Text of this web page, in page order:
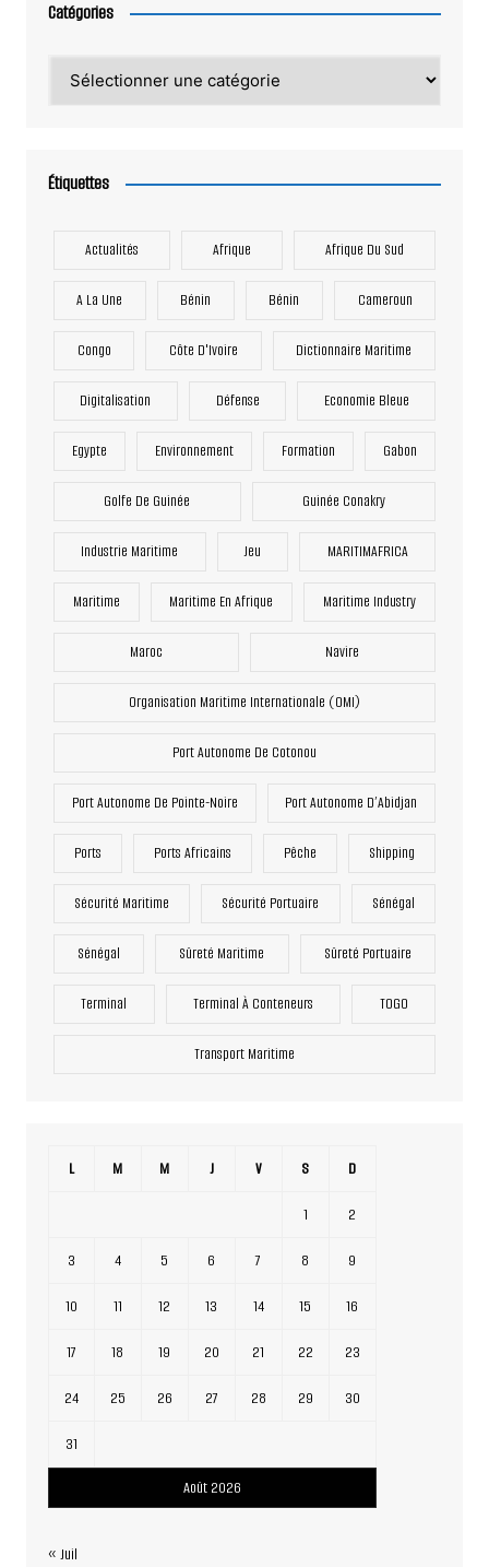
Catégories
Étiquettes
Actualités Afrique Afrique Du Sud
A La Une Bénin Bénin Cameroun
Congo Côte D'Ivoire Dictionnaire Maritime
Digitalisation Défense Economie Bleue
Egypte Environnement Formation Gabon
Golfe De Guinée Guinée Conakry
Industrie Maritime Jeu MARITIMAFRICA
Maritime Maritime En Afrique Maritime Industry
Maroc Navire
Organisation Maritime Internationale (OMI)
Port Autonome De Cotonou
Port Autonome De Pointe-Noire Port Autonome D’Abidjan
Ports Ports Africains Pêche Shipping
Sécurité Maritime Sécurité Portuaire Sénégal
Sénégal Sûreté Maritime Sûreté Portuaire
Terminal Terminal À Conteneurs TOGO
Transport Maritime
Août 2026
L M M J V S D
1 2
3 4 5 6 7 8 9
10 11 12 13 14 15 16
17 18 19 20 21 22 23
24 25 26 27 28 29 30
31
« Juil